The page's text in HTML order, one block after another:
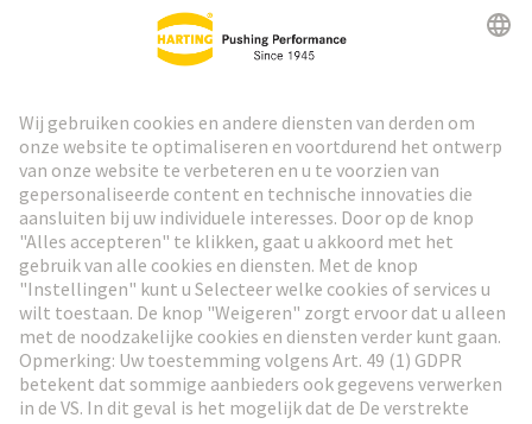
Ga naar registratie
Social Media